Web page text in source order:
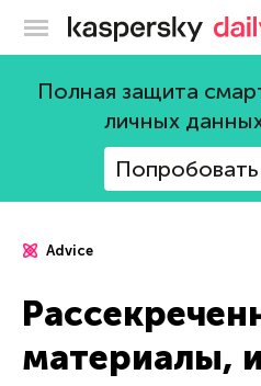
Блог
Полная защита
личных
Advice
материалы,